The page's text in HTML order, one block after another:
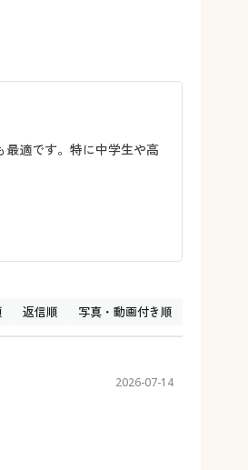
最適です。特に中学生や高
返信順 写真・動画付き順
2026-07-14